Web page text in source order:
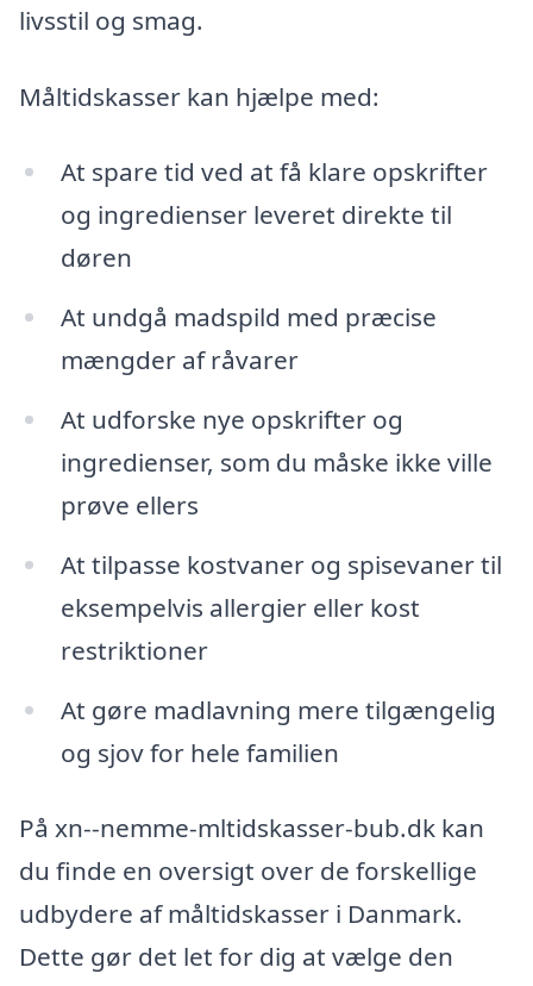
livsstil og smag.
Måltidskasser kan hjælpe med:
At spare tid ved at få klare opskrifter
og ingredienser leveret direkte til
døren
At undgå madspild med præcise
mængder af råvarer
At udforske nye opskrifter og
ingredienser, som du måske ikke ville
prøve ellers
At tilpasse kostvaner og spisevaner til
eksempelvis allergier eller kost
restriktioner
At gøre madlavning mere tilgængelig
og sjov for hele familien
På xn--nemme-mltidskasser-bub.dk kan
du finde en oversigt over de forskellige
udbydere af måltidskasser i Danmark.
Dette gør det let for dig at vælge den